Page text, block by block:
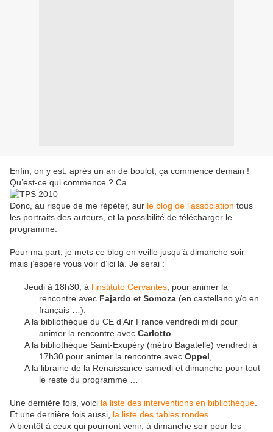
Enfin, on y est, après un an de boulot, ça commence demain !
Qu’est-ce qui commence ? Ca.
Donc, au risque de me répéter, sur le blog de l’association tous
les portraits des auteurs, et la possibilité de télécharger le
programme.
Pour ma part, je mets ce blog en veille jusqu’à dimanche soir
mais j’espère vous voir d’ici là. Je serai :
Jeudi à 18h30, à l’instituto Cervantes , pour animer la
rencontre avec Fajardo et Somoza (en castellano y/o en
français …).
A la bibliothèque du CE d’Air France vendredi midi pour
animer la rencontre avec Carlotto
A la bibliothèque Saint-Exupéry (métro Bagatelle) vendredi à
17h30 pour animer la rencontre avec Oppel
A la librairie de la Renaissance samedi et dimanche pour tout
le reste du programme …
Une dernière fois, voici la liste des interventions en bibliothèque
Et une dernière fois aussi, la liste des tables rondes
A bientôt à ceux qui pourront venir, à dimanche soir pour les